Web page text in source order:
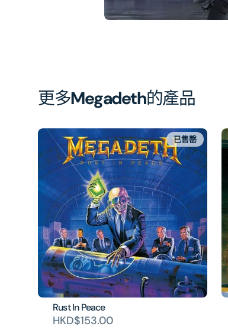
更多Megadeth的產品
Rust In Peace
HKD$153.00
已售罄